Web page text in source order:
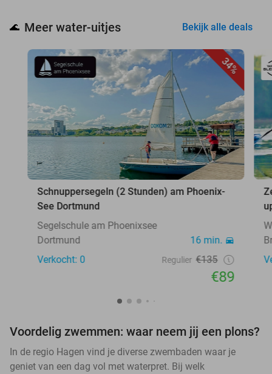
🌊 Meer water-uitjes Bekijk alle deals
34%
Schnuppersegeln (2 Stunden) am Phoenix-
See Dortmund
Segelschule am Phoenixsee
Dortmund
16 min.
Verkocht: 0
Regulier €135
€89
Voordelig zwemmen: waar neem jij een plons?
In de regio Hagen vind je diverse zwembaden waar je
geniet van een dag vol met waterpret. Bij welk